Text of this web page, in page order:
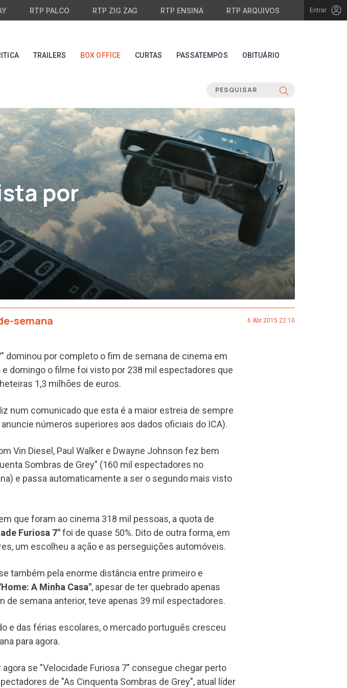
RTP PALCO RTP ZIG ZAG RTP ENSINA RTP ARQUIVOS Entrar
TRAILERS BOX OFFICE CURTAS PASSATEMPOS OBITUÁRIO
por
semana 6 Abr 2015 22:10
dominou por completo o fim de semana de cinema em
e domingo o filme foi visto por 238 mil espectadores que
1,3 milhões de euros.
num comunicado que esta é a maior estreia de sempre
números superiores aos dados oficiais do ICA).
Vin Diesel, Paul Walker e Dwayne Johnson fez bem
Sombras de Grey" (160 mil espectadores no
e passa automaticamente a ser o segundo mais visto
que foram ao cinema 318 mil pessoas, a quota de
Furiosa 7"foi de quase 50%. Dito de outra forma, em
um escolheu a ação e as perseguições automóveis.
também pela enorme distância entre primeiro e
A Minha Casa", apesar de ter quebrado apenas
de semana anterior, teve apenas 39 mil espectadores.
e das férias escolares, o mercado português cresceu
para agora.
se "Velocidade Furiosa 7" consegue chegar perto
de "As Cinquenta Sombras de Grey", atual líder